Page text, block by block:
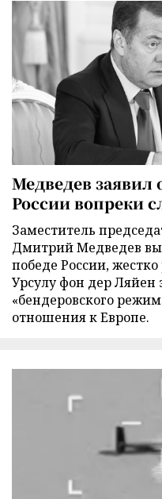
Медведев заявил
России вопреки
Заместитель
Дмитрий Медведев
победе России,
Урсулу фон дер Ляйен
«бендеровского
отношения к Европе.